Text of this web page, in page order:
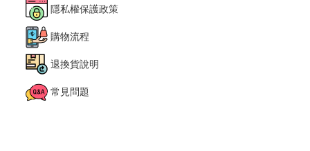
隱私權保護政策
購物流程
退換貨說明
常見問題